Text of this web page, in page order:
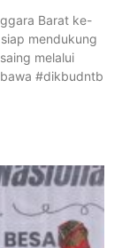
Barat ke-
mendukung
melalui
#dikbudntb